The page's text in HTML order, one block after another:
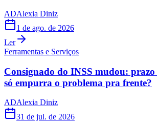
ADAlexia Diniz
1 de ago. de 2026
Ler
Ferramentas e Serviços
Consignado do INSS mudou:
só empurra o problema pra frente?
ADAlexia Diniz
31 de jul. de 2026